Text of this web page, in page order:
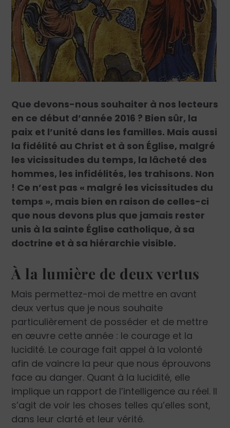
Que devons-nous souhaiter à nos lecteurs
en ce début d’année 2016 ? Bien sûr, la
paix et l’unité dans les familles. Mais aussi
la fidélité au Christ et à son Église, malgré
les vicissitudes du temps, la lâcheté des
hommes, les infidélités, les trahisons. Non
! Ce n’est pas « malgré les vicissitudes du
temps », mais bien en raison de celles-ci
que nous devons plus que jamais rester
unis à la sainte Église catholique, à sa
doctrine et à sa hiérarchie visible.
À la lumière de deux vertus
Mais permettez-moi de mettre en avant
deux vertus que je nous souhaite
particulièrement de posséder et de mettre
en œuvre cette année : le courage et la
lucidité. Le courage fait appel à la volonté
afin de vaincre la peur que nous éprouvons
face au danger. Quant à la lucidité, elle
implique un rapport de l’intelligence au réel. Il
s’agit de voir les choses telles qu’elles sont,
dans leur clarté et leur vérité.